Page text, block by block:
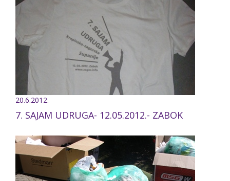
20.6.2012.
7. SAJAM UDRUGA- 12.05.2012.- ZABOK